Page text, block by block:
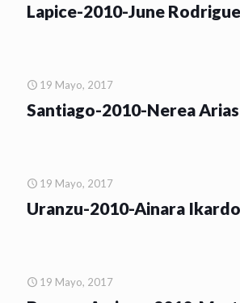
Lapice-2010-June
19 Mayo, 2017
Santiago-2010-Nerea
19 Mayo, 2017
Uranzu-2010-Ainara
19 Mayo, 2017